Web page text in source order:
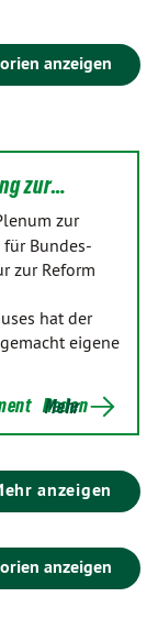
anzeigen
zur…
zur
für Bundes-
zur Reform
hat der
eigene
Reden
Mehr
anzeigen
anzeigen